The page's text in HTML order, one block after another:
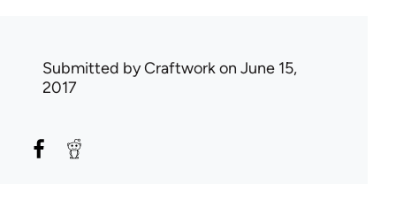
Submitted byCraftworkon June 15,
2017